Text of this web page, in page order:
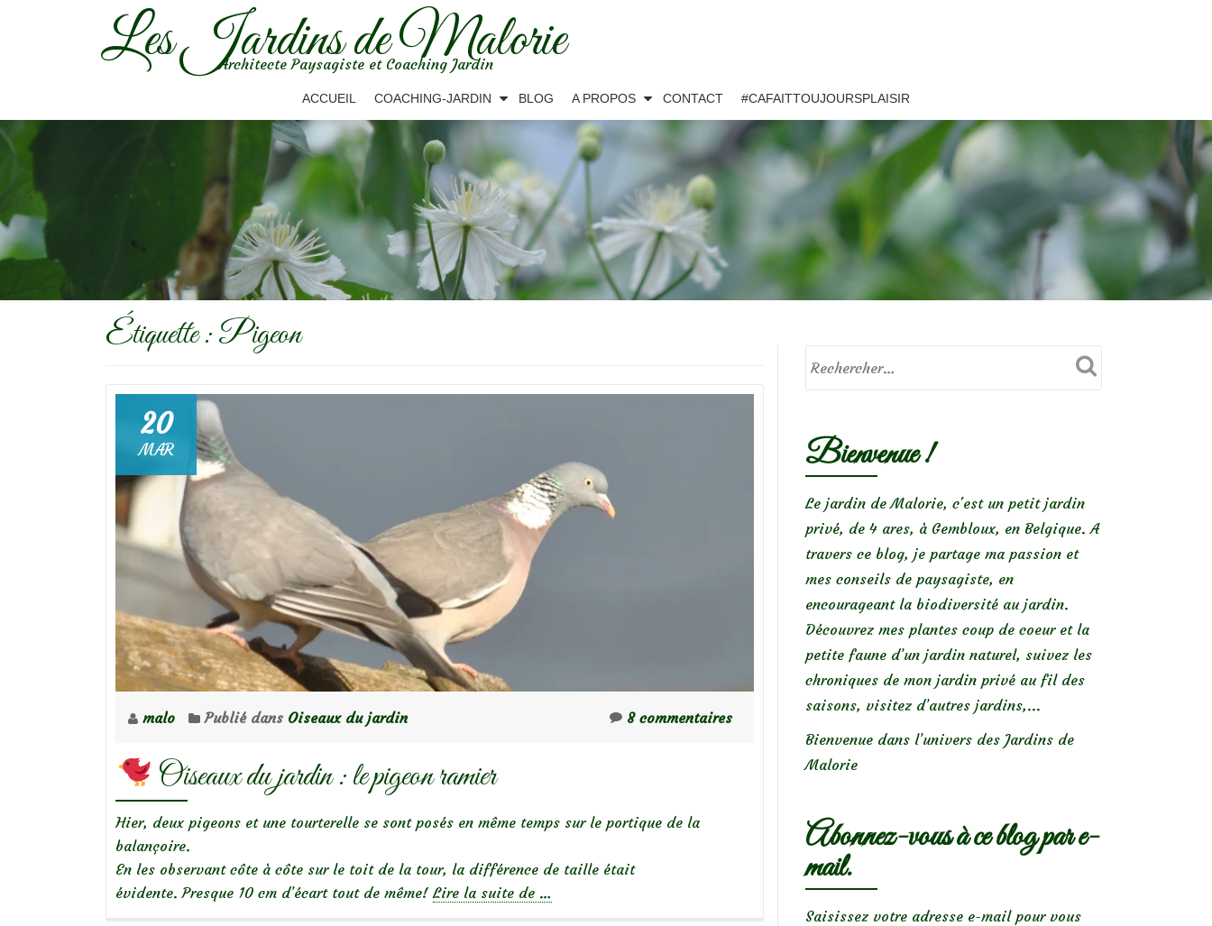
Les Jardins de Malorie
Architecte Paysagiste et Coaching Jardin
ACCUEIL COACHING-JARDIN BLOG A PROPOS CONTACT #CAFAITTOUJOURSPLAISIR
Étiquette :Pigeon
20
MAR
malo Publié dans Oiseaux du jardin 8 commentaires
Oiseaux du jardin : le pigeon ramier
Hier, deux pigeons et une tourterelle se sont posés en même temps sur le portique de la
balançoire.
En les observant côte à côte sur le toit de la tour, la différence de taille était
évidente. Presque 10 cm d’écart tout de même! Lire la suite de à
…
Bienvenue !
Le jardin de Malorie, c'est un petit jardin
privé, de 4 ares, à Gembloux, en Belgique. A
travers ce blog, je partage ma passion et
mes conseils de paysagiste, en
encourageant la biodiversité au jardin.
Découvrez mes plantes coup de coeur et la
petite faune d’un jardin naturel, suivez les
chroniques de mon jardin privé au fil des
saisons, visitez d’autres jardins,...
Bienvenue dans l’univers des Jardins de
Malorie
Abonnez-vous à ce blog par e-
mail.
Saisissez votre adresse e-mail pour vous